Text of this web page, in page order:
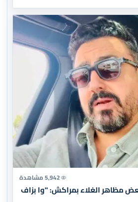
5,942 مشاهدة
مظاهر الغلاء بمراكش: "وا بزاف